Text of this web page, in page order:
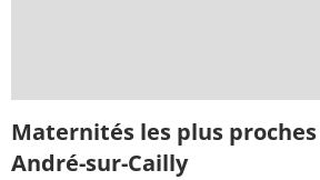
Maternités les plus
André-sur-Cailly